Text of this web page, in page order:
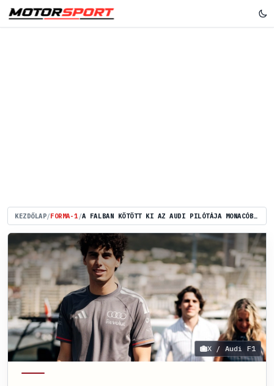
KEZDŐLAP/FORMA-1/ A FALBAN KÖTÖTT KI AZ AUDI PILÓTÁJA MONACÓBAN - „TELJESEN FELESLEGES VOLT ENNYIRE ERŐLTETNI A TEMPÓT”
X / Audi F1